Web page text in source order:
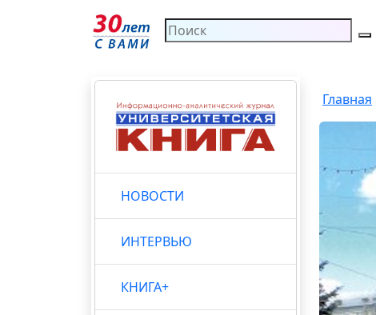
НОВОСТИ
ИНТЕРВЬЮ
КНИГА+
Главная